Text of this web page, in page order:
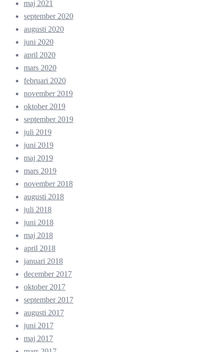
maj 2021
september 2020
augusti 2020
juni 2020
april 2020
mars 2020
februari 2020
november 2019
oktober 2019
september 2019
juli 2019
juni 2019
maj 2019
mars 2019
november 2018
augusti 2018
juli 2018
juni 2018
maj 2018
april 2018
januari 2018
december 2017
oktober 2017
september 2017
augusti 2017
juni 2017
maj 2017